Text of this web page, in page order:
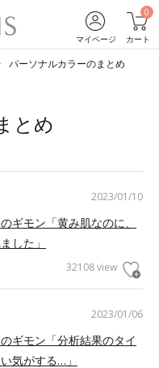
マイページ
0
カート
パーソナルカラーのまとめ
とめ
2023/01/10
ギモン「黄み肌なのに、
した」
32108 view
2023/01/06
ギモン「分析結果のタイ
気がする…」